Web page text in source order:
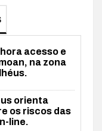
acesso e
na zona
orienta
os riscos das
line.